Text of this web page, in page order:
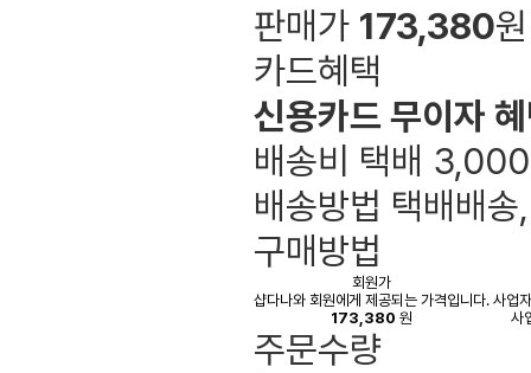
판매가 173,380원
카드혜택
신용카드 무이자
배송비 택배
배송방법 택배배
구매방법
회원가
샵다나와 회원에게 제공되는 가격입니다.
173,380 원
사업
사
주문수량